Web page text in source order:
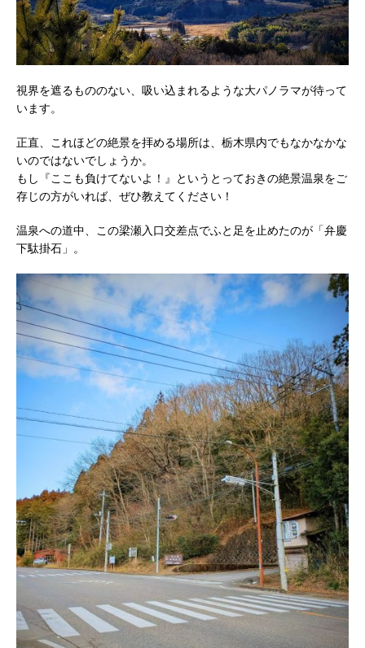
視界を遮るもののない、吸い込まれるような大パノラマが待って
います。
正直、これほどの絶景を拝める場所は、栃木県内でもなかなかな
いのではないでしょうか。
もし『ここも負けてないよ！』というとっておきの絶景温泉をご
存じの方がいれば、ぜひ教えてください！
温泉への道中、この梁瀬入口交差点でふと足を止めたのが「弁慶
下駄掛石」。